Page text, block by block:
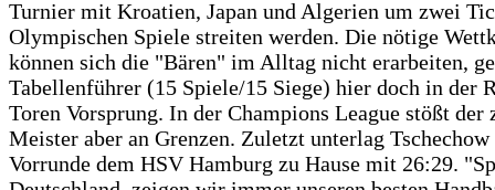
Turnier mit Kroatien, Japan und Algerien um zwei
Olympischen Spiele streiten werden. Die nötige
können sich die "Bären" im Alltag nicht erarbeiten,
Tabellenführer (15 Spiele/15 Siege) hier doch in der
Toren Vorsprung. In der Champions League stößt der
Meister aber an Grenzen. Zuletzt unterlag
Vorrunde dem HSV Hamburg zu Hause mit 26:29.